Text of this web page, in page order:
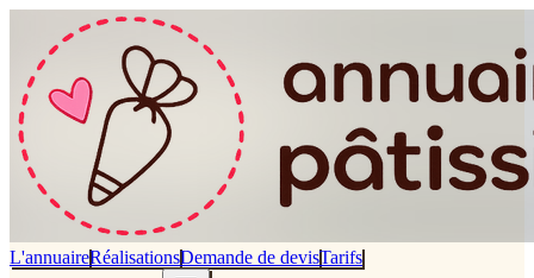
L'annuaireRéalisationsDemande de devisTarifs